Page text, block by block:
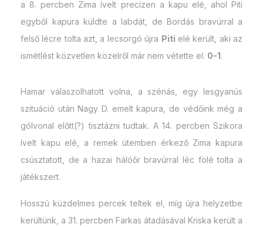
a 8. percben Zima ívelt precízen a kapu elé, ahol Piti
egyből kapura küldte a labdát, de Bordás bravúrral a
felső lécre tolta azt, a lecsorgó újra Piti elé került, aki az
ismétlést közvetlen közelről már nem vétette el. 0-1.
Hamar válaszolhatott volna, a szénás, egy lesgyanús
szituáció után Nagy D. emelt kapura, de védőink még a
gólvonal előtt(?) tisztázni tudtak. A 14. percben Szikora
ívelt kapu elé, a remek ütemben érkező Zima kapura
csúsztatott, de a hazai hálóőr bravúrral léc fölé tolta a
játékszert.
Hosszú küzdelmes percek teltek el, míg újra helyzetbe
kerültünk, a 31. percben Farkas átadásával Kriska került a